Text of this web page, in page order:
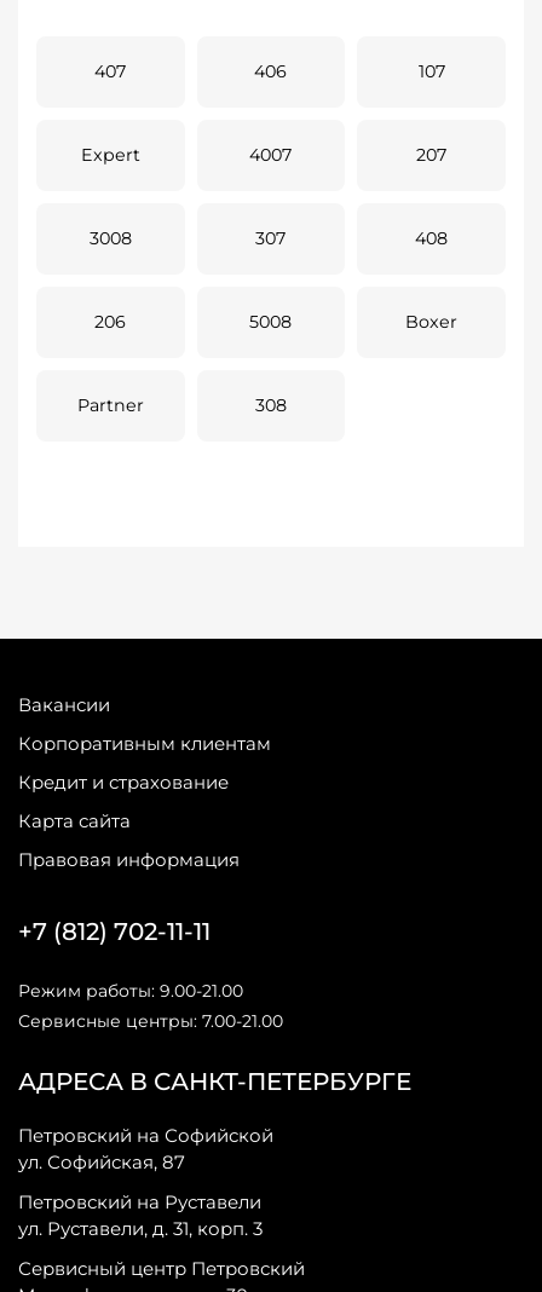
407 406 107
Expert 4007 207
3008 307 408
206 5008 Boxer
Partner 308
Вакансии
Корпоративным клиентам
Кредит и страхование
Карта сайта
Правовая информация
АДРЕСА В САНКТ-ПЕТЕРБУРГЕ
Петровский на Софийской
ул. Софийская, 87
Петровский на Руставели
ул. Руставели, д. 31, корп. 3
Сервисный центр Петровский
+7 (812) 702-11-11
Режим работы: 9.00-21.00
Сервисные центры: 7.00-21.00